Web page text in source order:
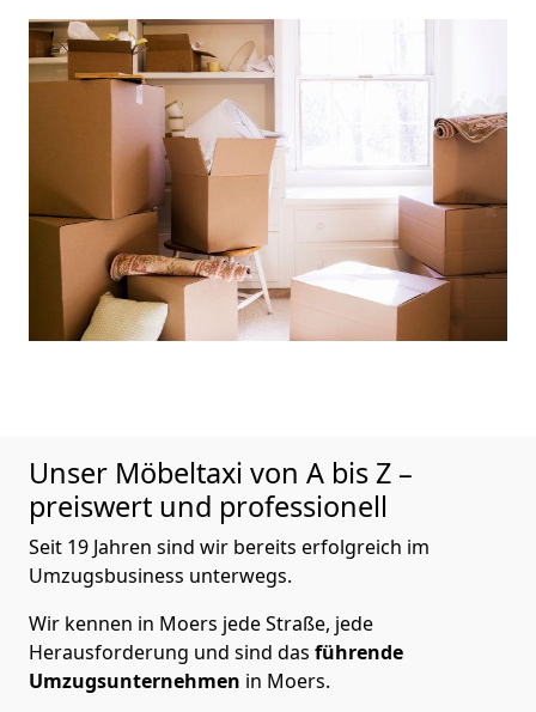
Unser Möbeltaxi von A bis Z –
preiswert und professionell
Seit 19 Jahren sind wir bereits erfolgreich im
Umzugsbusiness unterwegs.
Wir kennen in Moers jede Straße, jede
Herausforderung und sind das führende
Umzugsunternehmen in Moers.